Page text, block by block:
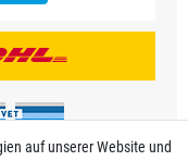
auf unserer Website und